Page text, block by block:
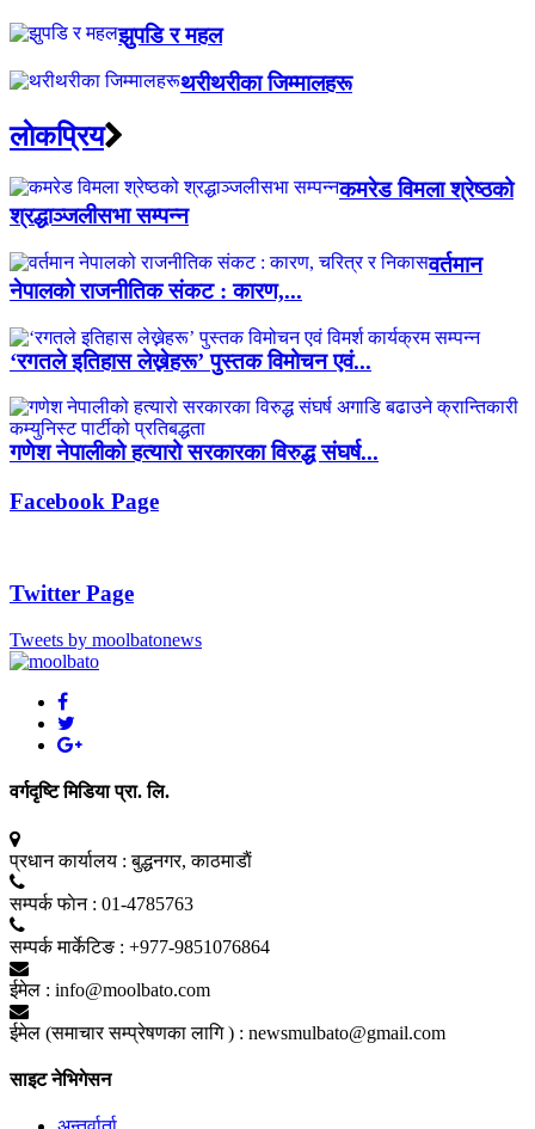
झुपडि र महल
थरीथरीका जिम्मालहरू
लाेकप्रिय
कमरेड विमला श्रेष्ठको
श्रद्धाञ्जलीसभा सम्पन्न
वर्तमान
नेपालको राजनीतिक संकट : कारण,...
‘रगतले इतिहास लेख्नेहरू’ पुस्तक विमोचन एवं...
गणेश नेपालीको हत्यारो सरकारका विरुद्ध संघर्ष...
Facebook Page
Twitter Page
Tweets by moolbatonews
वर्गदृष्टि मिडिया प्रा. लि.
प्रधान कार्यालय : बुद्धनगर, काठमाडाैं
सम्पर्क फाेन : 01-4785763
सम्पर्क मार्केटिङ : +977-9851076864
ईमेल : info@moolbato.com
ईमेल (समाचार सम्प्रेषणका लागि ) : newsmulbato@gmail.com
साइट नेभिगेसन